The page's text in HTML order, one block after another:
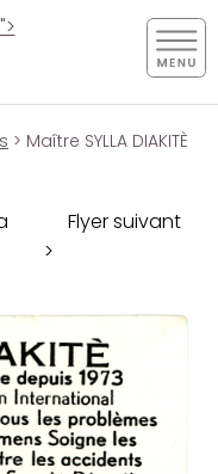
> Maître SYLLA DIAKITÈ
Flyer suivant
>